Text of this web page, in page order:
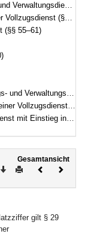
(§§ 30–46)
(§§ 47–54)
(§§ 55–61)
in der zweiten Qualifikationsebene
der zweiten Qualifikationsebene
zweiten Qualifikationsebene
Gesamtansicht
Download
DruckenVorheriges
gilt § 29